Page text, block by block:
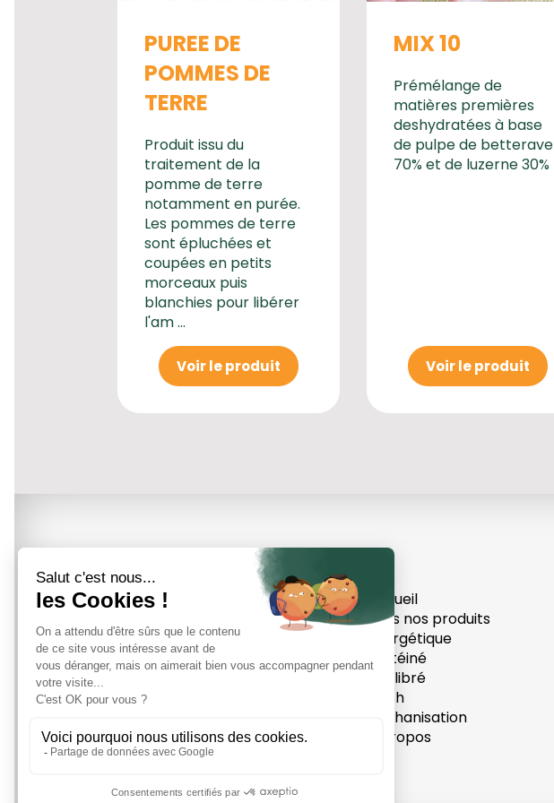
PUREE DE
POMMES DE
TERRE
Produit issu du
traitement de la
pomme de terre
notamment en purée.
Les pommes de terre
sont épluchées et
coupées en petits
morceaux puis
blanchies pour libérer
l'am ...
Voir le produit
MIX 10
Prémélange de
matières premières
deshydratées à base
de pulpe de betterave
70% et de luzerne 30%
Voir le produit
26, Rue Bourneil - 89000
AUXERRE
Accueil
Tous nos produits
Énergétique
Protéiné
Équilibré
Mash
Méthanisation
À propos